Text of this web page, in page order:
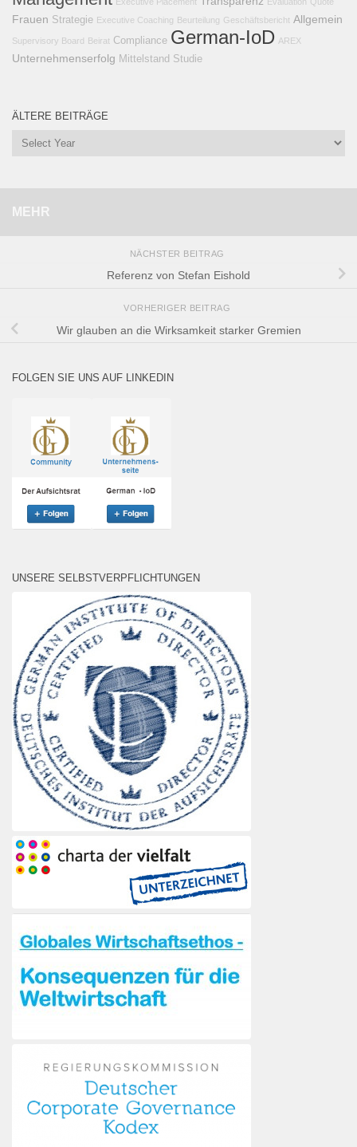
Frauen Strategie Executive Coaching Beurteilung Geschäftsbericht Allgemein
Supervisory Board Beirat Compliance German-IoD AREX
Unternehmenserfolg Mittelstand Studie
ÄLTERE BEITRÄGE
MEHR
NÄCHSTER BEITRAG
Referenz von Stefan Eishold
VORHERIGER BEITRAG
Wir glauben an die Wirksamkeit starker Gremien
FOLGEN SIE UNS AUF LINKEDIN
UNSERE SELBSTVERPFLICHTUNGEN